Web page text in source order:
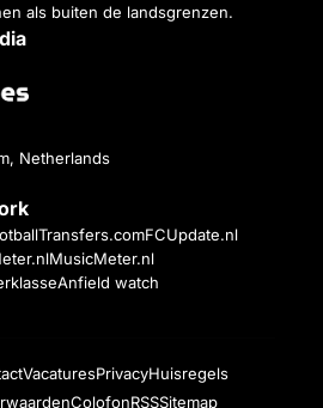
als buiten de landsgrenzen.
Netherlands
FCUpdate.nl
MusicMeter.nl
Anfield watch
VacaturesPrivacyHuisregels
ColofonRSSSitemap